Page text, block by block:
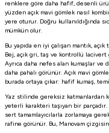
renklere göre daha hafif, desenli
yüzden açık mavi gömlek nasıl
yere oturur. Doğru kullanıldığında
mümkün olur.
Bu yapıda en iyi çalışan mantık,
Bej, açık gri, taş ve kontrollü
Ayrıca daha nefes alan kumaşlar ve
daha pahalı görünür. Açık mavi
burada ortaya çıkar: hafif kumaş,
Yaz stilinde gereksiz katmanlardan
yeterli karakteri taşıyan bir
sert tamamlayıcılarla zorlamaya
rafine görünür. Bu, Manovam